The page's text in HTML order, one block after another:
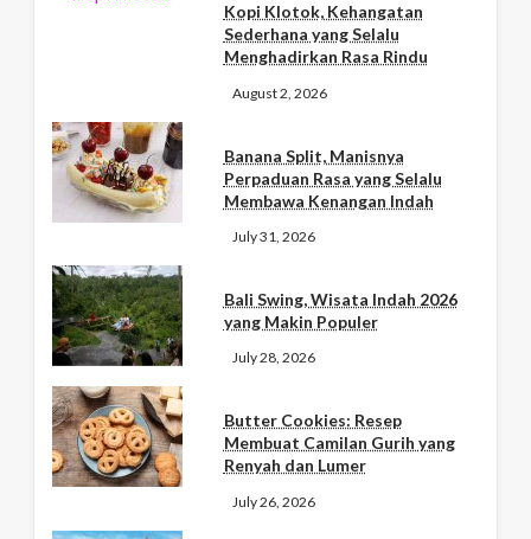
Kopi Klotok, Kehangatan
Sederhana yang Selalu
Menghadirkan Rasa Rindu
August 2, 2026
Banana Split, Manisnya
Perpaduan Rasa yang Selalu
Membawa Kenangan Indah
July 31, 2026
Bali Swing, Wisata Indah 2026
yang Makin Populer
July 28, 2026
Butter Cookies: Resep
Membuat Camilan Gurih yang
Renyah dan Lumer
July 26, 2026